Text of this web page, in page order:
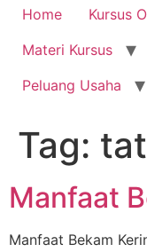
Home Kursus
Materi Kursus
Peluang Usaha
Tag:
Manfaat
Manfaat Bekam